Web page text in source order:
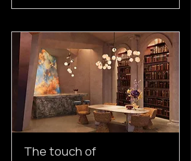
The touch of